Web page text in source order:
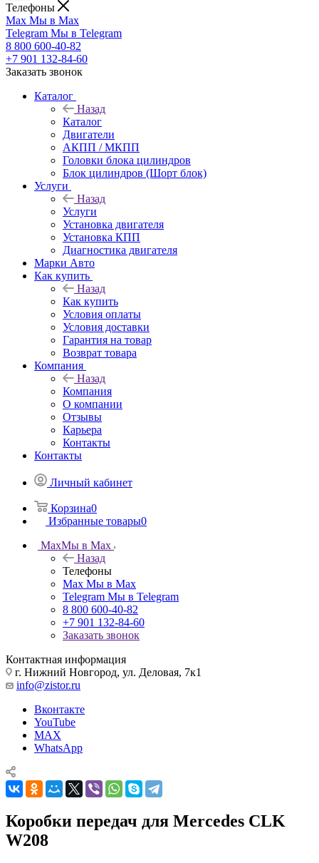
Телефоны
Max Мы в Max
Telegram Мы в Telegram
8 800 600-40-82
+7 901 132-84-60
Заказать звонок
Каталог
Назад
Каталог
Двигатели
АКПП / МКПП
Головки блока цилиндров
Блок цилиндров (Шорт блок)
Услуги
Назад
Услуги
Установка двигателя
Установка КПП
Диагностика двигателя
Марки Авто
Как купить
Назад
Как купить
Условия оплаты
Условия доставки
Гарантия на товар
Возврат товара
Компания
Назад
Компания
О компании
Отзывы
Карьера
Контакты
Контакты
Личный кабинет
Корзина0
Избранные товары0
MaxМы в Max
Назад
Телефоны
Max Мы в Max
Telegram Мы в Telegram
8 800 600-40-82
+7 901 132-84-60
Заказать звонок
Контактная информация
г. Нижний Новгород, ул. Деловая, 7к1
info@zistor.ru
Вконтакте
YouTube
MAX
WhatsApp
Коробки передач для Mercedes CLK
W208